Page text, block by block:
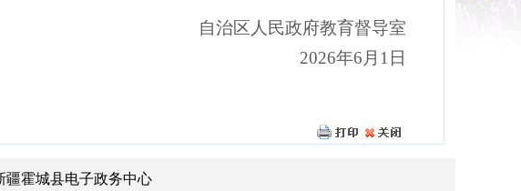
自治区人民政府教育督导室
2026年6 月 1日
霍城县电子政务中心